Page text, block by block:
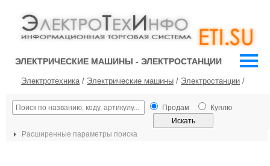
ЭЛЕКТРИЧЕСКИЕ МАШИНЫ - ЭЛЕКТРОСТАНЦИИ
Электротехника/ Электрические машины / Электростанции /
Продам Куплю
Расширенные параметры поиска